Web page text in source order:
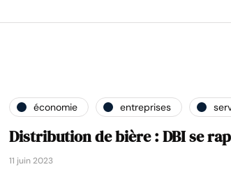
économie entreprises
Distribution de bière : DBI se
11 juin 2023